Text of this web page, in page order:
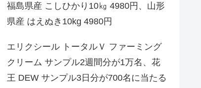
福島県産 こしひかり10㎏ 4980円、山形
県産 はえぬき10kg 4980円
エリクシール トータルＶ ファーミング
クリーム サンプル2週間分が1万名、花
王 DEW サンプル3日分が700名に当たる